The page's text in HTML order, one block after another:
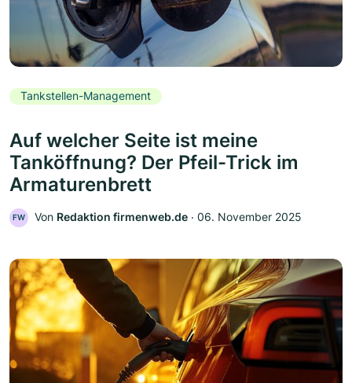
Tankstellen-Management
Auf welcher Seite ist meine
Tanköffnung? Der Pfeil-Trick im
Armaturenbrett
FW Von Redaktion firmenweb.de ‧ 06. November 2025